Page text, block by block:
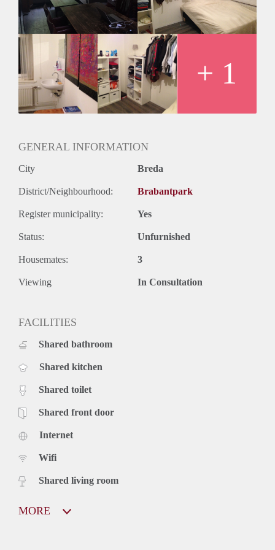
jou mooi om je hierin te oriënteren? Reageer dan en dan zien
we je wellicht op de hospiteeravond!
+ 1
GENERAL INFORMATION
City Breda
District/Neighbourhood: Brabantpark
Register municipality: Yes
Status: Unfurnished
Housemates: 3
Viewing In Consultation
FACILITIES
Shared bathroom
Shared kitchen
Shared toilet
Shared front door
Internet
Wifi
Shared living room
MORE